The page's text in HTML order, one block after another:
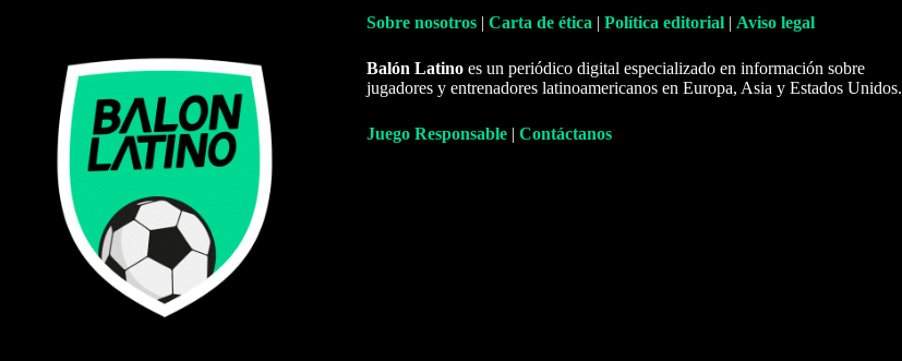
Sobre nosotros | Carta de ética | Política editorial | Aviso legal
Balón Latino es un periódico digital especializado en información sobre
jugadores y entrenadores latinoamericanos en Europa, Asia y Estados Unidos.
Juego Responsable | Contáctanos